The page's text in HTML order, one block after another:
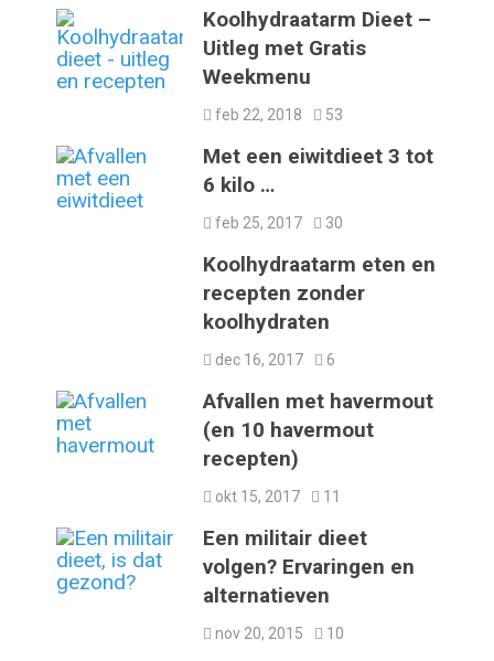
Koolhydraatarm Dieet –
Uitleg met Gratis
Weekmenu
feb 22, 2018 53
Met een eiwitdieet 3 tot
6 kilo …
feb 25, 2017 30
Koolhydraatarm eten en
recepten zonder
koolhydraten
dec 16, 2017 6
Afvallen met havermout
(en 10 havermout
recepten)
okt 15, 2017 11
Een militair dieet
volgen? Ervaringen en
alternatieven
nov 20, 2015 10